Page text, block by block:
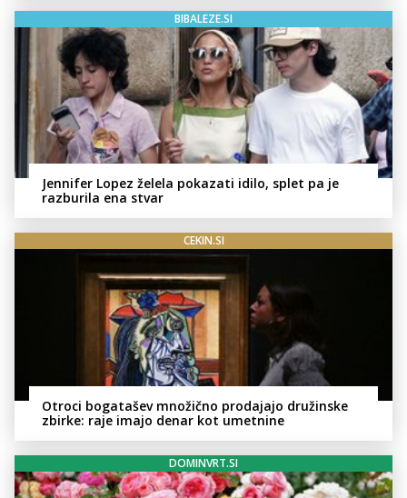
BIBALEZE.SI
Jennifer Lopez želela pokazati idilo, splet pa je
razburila ena stvar
CEKIN.SI
Otroci bogatašev množično prodajajo družinske
zbirke: raje imajo denar kot umetnine
DOMINVRT.SI